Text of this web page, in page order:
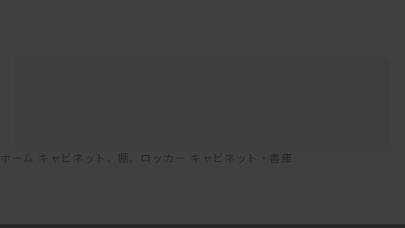
ホーム キャビネット、棚、ロッカー キャビネット・書庫